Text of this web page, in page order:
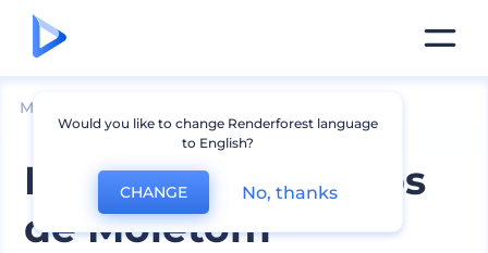
Mockups
Pacote de Mockups
de Moletom
Would you like to change Renderforest language
to English?
CHANGE No, thanks